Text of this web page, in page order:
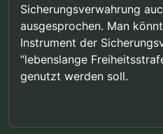
Sicherungsverwahrung
ausgesprochen. Man
Instrument der
“lebenslange
genutzt werden soll.